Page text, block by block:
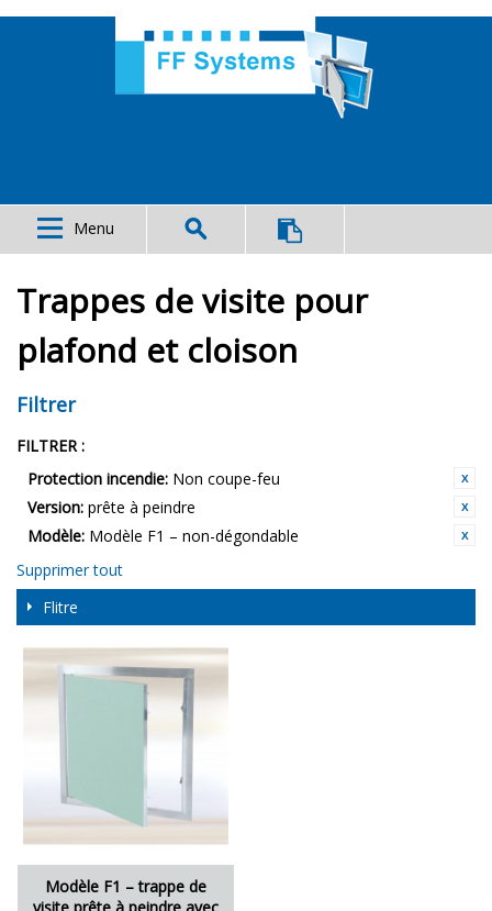
Menu
Trappes de visite pour
plafond et cloison
Filtrer
FILTRER :
Protection incendie: Non coupe-feu
Version: prête à peindre
Modèle: Modèle F1 – non-dégondable
Supprimer tout
Flitre
Modèle F1 – trappe de